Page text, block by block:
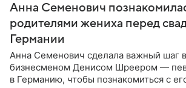
Анна Семенович
родителями жениха перед
Германии
Анна Семенович сделала важный шаг
бизнесменом Денисом Шреером —
в Германию, чтобы познакомиться с